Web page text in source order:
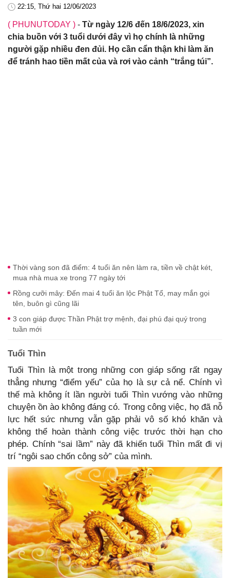
22:15, Thứ hai 12/06/2023
( PHUNUTODAY ) - Từ ngày 12/6 đến 18/6/2023, xin
chia buồn với 3 tuổi dưới đây vì họ chính là những
người gặp nhiều đen đủi. Họ cần cẩn thận khi làm ăn
để tránh hao tiền mất của và rơi vào cảnh “trắng túi”.
Thời vàng son đã điểm: 4 tuổi ăn nên làm ra, tiền về chật két,
mua nhà mua xe trong 77 ngày tới
Rồng cưỡi mây: Đến mai 4 tuổi ăn lộc Phật Tổ, may mắn gọi
tên, buôn gì cũng lãi
3 con giáp được Thần Phật trợ mệnh, đại phú đại quý trong
tuần mới
Tuổi Thìn
Tuổi Thìn là một trong những con giáp sống rất ngay
thẳng nhưng “điểm yếu” của họ là sự cả nể. Chính vì
thế mà không ít lần người tuổi Thìn vướng vào những
chuyện ồn ào không đáng có. Trong công việc, họ đã nỗ
lực hết sức nhưng vẫn gặp phải vô số khó khăn và
không thể hoàn thành công việc trước thời hạn cho
phép. Chính “sai lầm” này đã khiến tuổi Thìn mất đi vị
trí “ngôi sao chốn công sở” của mình.